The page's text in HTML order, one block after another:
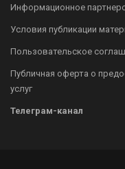
Информационное
Условия публикации
Пользовательское
Публичная оферта о
услуг
Телеграм-канал